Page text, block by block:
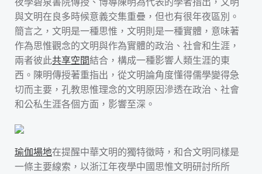
與文明在良多時候意義交集重疊，但也有很年夜區別。
簡言之，文明是一種思惟，文明則是一種實體，意味著
作為思惟觀念的文明與作為實體的政治、社會和生涯，
兩者彼此共享空間結合，構成一種影響人類生涯的東
西。陳明傳授著重指出，從文明論角度懂得儒學變得急
切而主要，孔教思惟理念的文明原因滲透在政治、社會
和公私生涯各個方面，影響至深。
瑜伽場地在提醒中華文明的獨特徵時，和合文明同樣是
一條主要線索，以浙江年夜學中國思惟文明研討所所